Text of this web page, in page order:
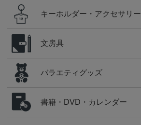
キーホルダー・アクセサリー
文房具
バラエティグッズ
書籍・DVD・カレンダー